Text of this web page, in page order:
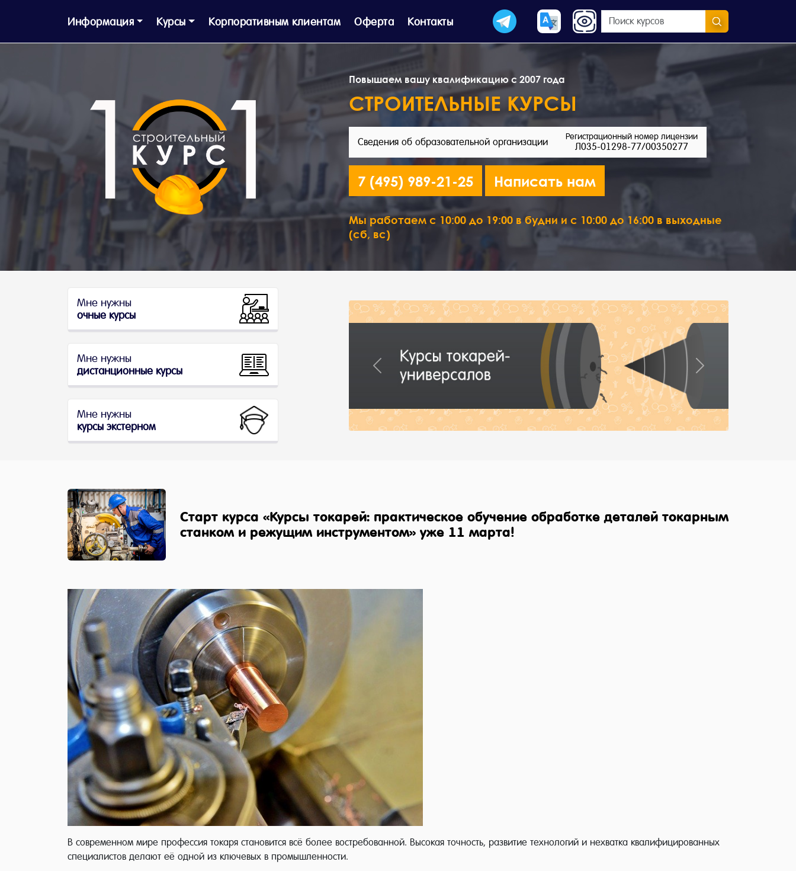
Информация Курсы Корпоративным клиентам Оферта Контакты
Повышаем вашу квалификацию с 2007 года
СТРОИТЕЛЬНЫЕ КУРСЫ
Сведения об образовательной организации Регистрационный номер лицензии
Л035-01298-77/00350277
7 (495) 989-21-25 Написать нам
Мы работаем с 10:00 до 19:00 в будни и с 10:00 до 16:00 в выходные
(сб, вс)
Мне нужны
очные курсы
Мне нужны
дистанционные курсы
Мне нужны
курсы экстерном
Previous Next
Старт курса «Курсы токарей: практическое обучение обработке деталей токарным
станком и режущим инструментом» уже 11 марта!
В современном мире профессия токаря становится всё более востребованной. Высокая точность, развитие технологий и нехватка квалифицированных
специалистов делают её одной из ключевых в промышленности.